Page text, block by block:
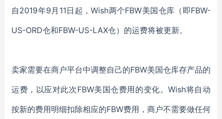
自2019年9月11日起，Wish两个FBW美国仓库（即FBW-
US-ORD仓和FBW-US-LAX仓）的运费将被更新。
卖家需要在商户平台中调整自己的FBW美国仓库存产品的
运费，以应对此次FBW美国仓费用的变化。Wish将自动
按新的费用明细扣除相应的FBW费用，商户不需要做任何